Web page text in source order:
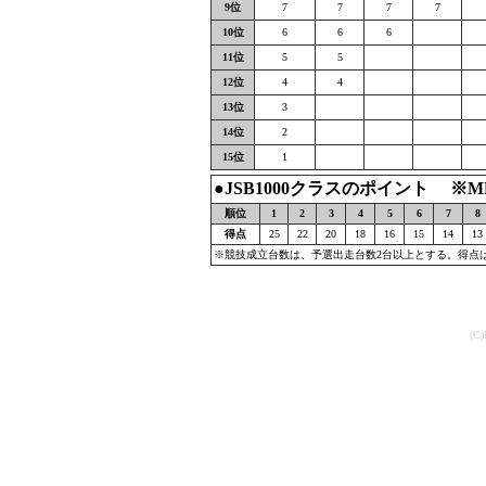
9位 7 7 7 7
10位 6 6 6
11位 5 5
12位 4 4
13位 3
14位 2
15位 1
●JSB1000クラスのポイント
順位 1 2 3 4 5 6 7
8
得点
25 22 20 18 16 15 14
13
※競技成立台数は、予選出走台数2台以上とする。得点